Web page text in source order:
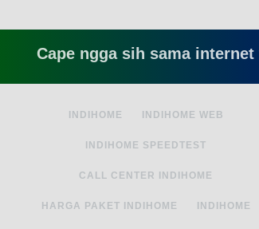
Cape ngga sih sama internet
INDIHOME INDIHOME WEB
INDIHOME SPEEDTEST
CALL CENTER INDIHOME
HARGA PAKET INDIHOME INDIHOME